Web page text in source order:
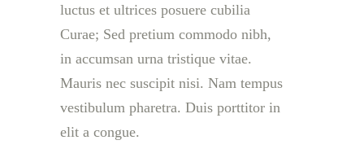
luctus et ultrices posuere cubilia
Curae; Sed pretium commodo nibh,
in accumsan urna tristique vitae.
Mauris nec suscipit nisi. Nam tempus
vestibulum pharetra. Duis porttitor in
elit a congue.